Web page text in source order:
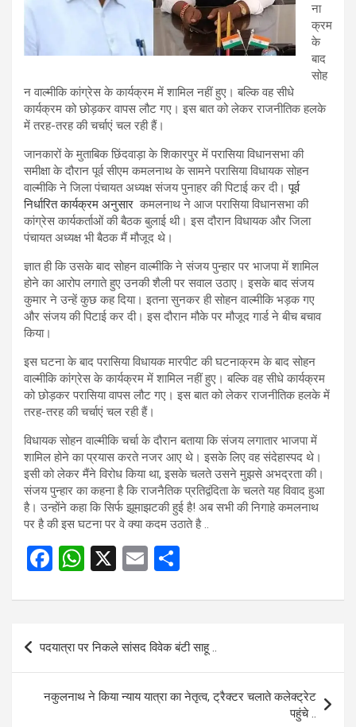
ना
क्रम
के
बाद
सोह
न वाल्मीकि कांग्रेस के कार्यक्रम में शामिल नहीं हुए। बल्कि वह सीधे
कार्यक्रम को छोड़कर वापस लौट गए। इस बात को लेकर राजनीतिक हलके
में तरह-तरह की चर्चाएं चल रही हैं।
जानकारों के मुताबिक छिंदवाड़ा के शिकारपुर में परासिया विधानसभा की
समीक्षा के दौरान पूर्व सीएम कमलनाथ के सामने परासिया विधायक सोहन
वाल्मीकि ने जिला पंचायत अध्यक्ष संजय पुनाहर की पिटाई कर दी।पूर्व
निर्धारित कार्यक्रम अनुसार कमलनाथ ने आज परासिया विधानसभा की
कांग्रेस कार्यकर्ताओं की बैठक बुलाई थी। इस दौरान विधायक और जिला
पंचायत अध्यक्ष भी बैठक मैं मौजूद थे।
ज्ञात ही कि उसके बाद सोहन वाल्मीकि ने संजय पुन्हार पर भाजपा में शामिल
होने का आरोप लगाते हुए उनकी शैली पर सवाल उठाए। इसके बाद संजय
कुमार ने उन्हें कुछ कह दिया। इतना सुनकर ही सोहन वाल्मीकि भड़क गए
और संजय की पिटाई कर दी। इस दौरान मौके पर मौजूद गार्ड ने बीच बचाव
किया।
इस घटना के बाद परासिया विधायक मारपीट की घटनाक्रम के बाद सोहन
वाल्मीकि कांग्रेस के कार्यक्रम में शामिल नहीं हुए। बल्कि वह सीधे कार्यक्रम
को छोड़कर परासिया वापस लौट गए। इस बात को लेकर राजनीतिक हलके में
तरह-तरह की चर्चाएं चल रही हैं।
विधायक सोहन वाल्मीकि चर्चा के दौरान बताया कि संजय लगातार भाजपा में
शामिल होने का प्रयास करते नजर आए थे। इसके लिए वह संदेहास्पद थे।
इसी को लेकर मैंने विरोध किया था, इसके चलते उसने मुझसे अभद्रता की।
संजय पुन्हार का कहना है कि राजनैतिक प्रतिद्वंदिता के चलते यह विवाद हुआ
है। उन्होंने कहा कि सिर्फ झूमाझटकी हुई है! अब सभी की निगाहे कमलनाथ
पर है की इस घटना पर वे क्या कदम उठाते है ..
F
ce
o
o
k
W
at
s
A
p
p
X
E
ail ar
e
Post
navigation
पदयात्रा पर निकले सांसद विवेक बंटी साहू ..
नकुलनाथ ने किया न्याय यात्रा का नेतृत्व, ट्रैक्टर चलाते कलेक्ट्रेट
पहुंचे ..